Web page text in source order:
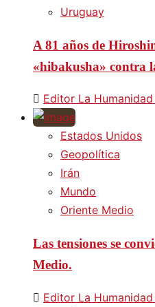
Uruguay
A 81 años de
«hibakusha» contra
Editor La Humanidad
Estados Unidos
Geopolítica
Irán
Mundo
Oriente Medio
Las tensiones se
Medio.
Editor La Humanidad